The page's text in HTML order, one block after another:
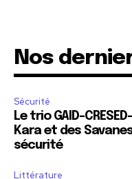
Nos
Sécurité
Le trio GAID-
Kara et des
sécurité
Littérature